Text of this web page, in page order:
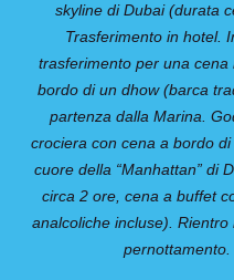
skyline di Dubai (durata
Trasferimento in hotel.
trasferimento per una cena
bordo di un dhow (barca
partenza dalla Marina.
crociera con cena a bordo
cuore della “Manhattan” di
circa 2 ore, cena a buffet
analcoliche incluse). Rientro
pernottamento.